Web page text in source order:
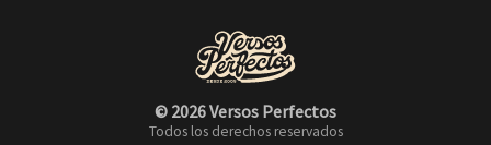
© 2026 Versos Perfectos
Todos los derechos reservados